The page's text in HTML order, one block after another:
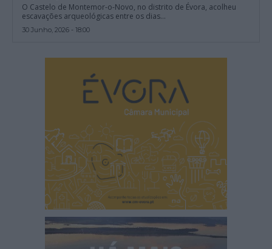
O Castelo de Montemor-o-Novo, no distrito de Évora, acolheu
escavações arqueológicas entre os dias...
30 Junho, 2026 - 18:00